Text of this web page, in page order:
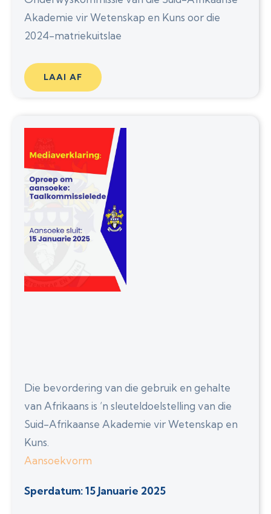
Akademie vir Wetenskap en Kuns oor die
2024-matriekuitslae
LAAI AF
Die bevordering van die gebruik en gehalte
van Afrikaans is ’n sleuteldoelstelling van die
Suid-Afrikaanse Akademie vir Wetenskap en
Kuns.
Aansoekvorm
Sperdatum: 15 Januarie 2025